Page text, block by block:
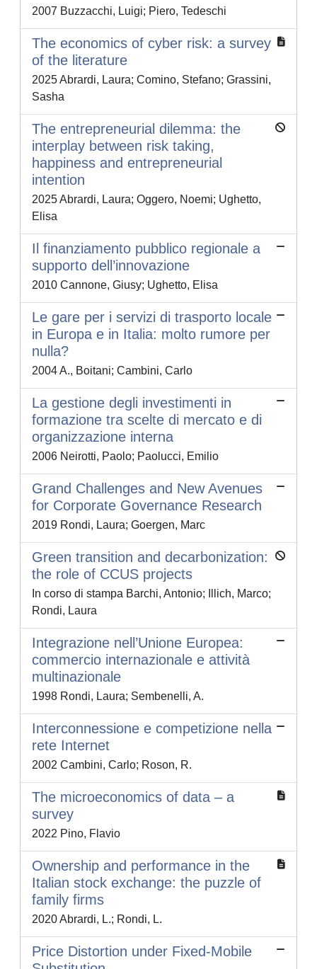
2007 Buzzacchi, Luigi; Piero, Tedeschi
The economics of cyber risk: a survey
of the literature
2025 Abrardi, Laura; Comino, Stefano; Grassini,
Sasha
The entrepreneurial dilemma: the
interplay between risk taking,
happiness and entrepreneurial
intention
2025 Abrardi, Laura; Oggero, Noemi; Ughetto,
Elisa
Il finanziamento pubblico regionale a
supporto dell’innovazione
2010 Cannone, Giusy; Ughetto, Elisa
Le gare per i servizi di trasporto locale
in Europa e in Italia: molto rumore per
nulla?
2004 A., Boitani; Cambini, Carlo
La gestione degli investimenti in
formazione tra scelte di mercato e di
organizzazione interna
2006 Neirotti, Paolo; Paolucci, Emilio
Grand Challenges and New Avenues
for Corporate Governance Research
2019 Rondi, Laura; Goergen, Marc
Green transition and decarbonization:
the role of CCUS projects
In corso di stampa Barchi, Antonio; Illich, Marco;
Rondi, Laura
Integrazione nell’Unione Europea:
commercio internazionale e attività
multinazionale
1998 Rondi, Laura; Sembenelli, A.
Interconnessione e competizione nella
rete Internet
2002 Cambini, Carlo; Roson, R.
The microeconomics of data – a
survey
2022 Pino, Flavio
Ownership and performance in the
Italian stock exchange: the puzzle of
family firms
2020 Abrardi, L.; Rondi, L.
Price Distortion under Fixed-Mobile